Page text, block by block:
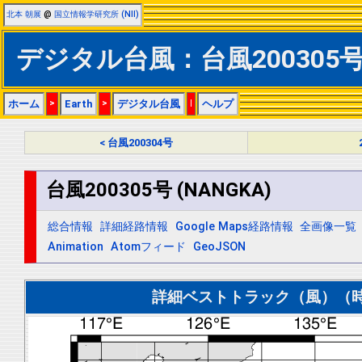
北本 朝展 @ 国立情報学研究所 (NII)
デジタル台風：台風200305
ホーム > Earth > デジタル台風 | ヘルプ
< 台風200304号
台風200305号 (NANGKA)
総合情報 詳細経路情報 Google Maps経路情報 全画像一覧
Animation Atomフィード GeoJSON
詳細ベストトラック（風）（